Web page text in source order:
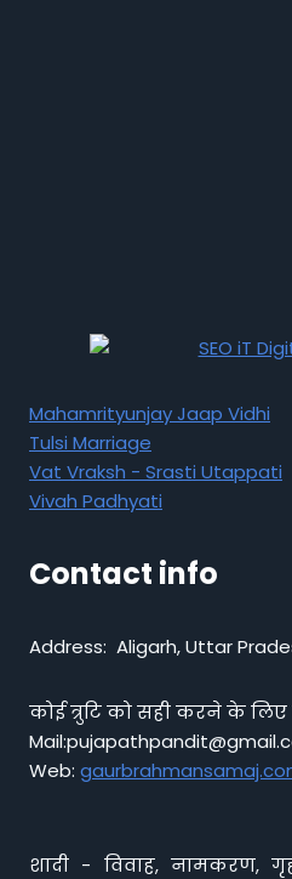
Mahamrityunjay Jaap Vidhi
Tulsi Marriage
Vat Vraksh - Srasti Utappati
Vivah Padhyati
Contact info
Address: Aligarh, Uttar
कोई त्रुटि को सही करने के
Web:
शादी - विवाह, नामकरण,